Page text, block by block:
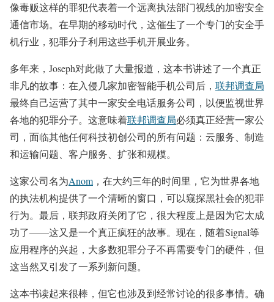
像毒贩这样的罪犯代表着一个远离执法部门视线的加密安全
通信市场。在早期的移动时代，这催生了一个专门的安全手
机行业，犯罪分子利用这些手机开展业务。
多年来，Joseph对此做了大量报道，这本书讲述了一个真正
非凡的故事：在入侵几家加密智能手机公司后， 联邦调查局
最终自己运营了其中一家安全电话服务公司，以便监视世界
各地的犯罪分子。这意味着联邦调查局必须真正经营一家公
司，面临其他任何科技初创公司的所有问题：云服务、制造
和运输问题、客户服务、扩张和规模。
这家公司名为Anom ，在大约三年的时间里，它为世界各地
的执法机构提供了一个清晰的窗口，可以窥探黑社会的犯罪
行为。最后，联邦政府关闭了它，很大程度上是因为它太成
功了——这又是一个真正疯狂的故事。现在，随着Signal等
应用程序的兴起，大多数犯罪分子不再需要专门的硬件，但
这当然又引发了一系列新问题。
这本书读起来很棒，但它也涉及到经常讨论的很多事情。确